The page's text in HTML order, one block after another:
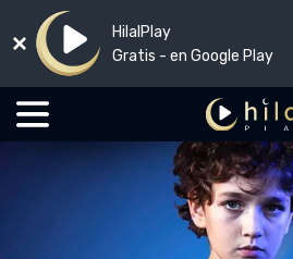
HilalPlay
Gratis - en Google Play